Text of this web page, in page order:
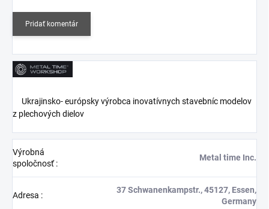
Pridať komentár
Ukrajinsko- európsky výrobca inovatívnych stavebníc modelov
z plechových dielov
Výrobná
spoločnosť:
Metal time Inc.
Adresa :
37 Schwanenkampstr., 45127, Essen,
Germany